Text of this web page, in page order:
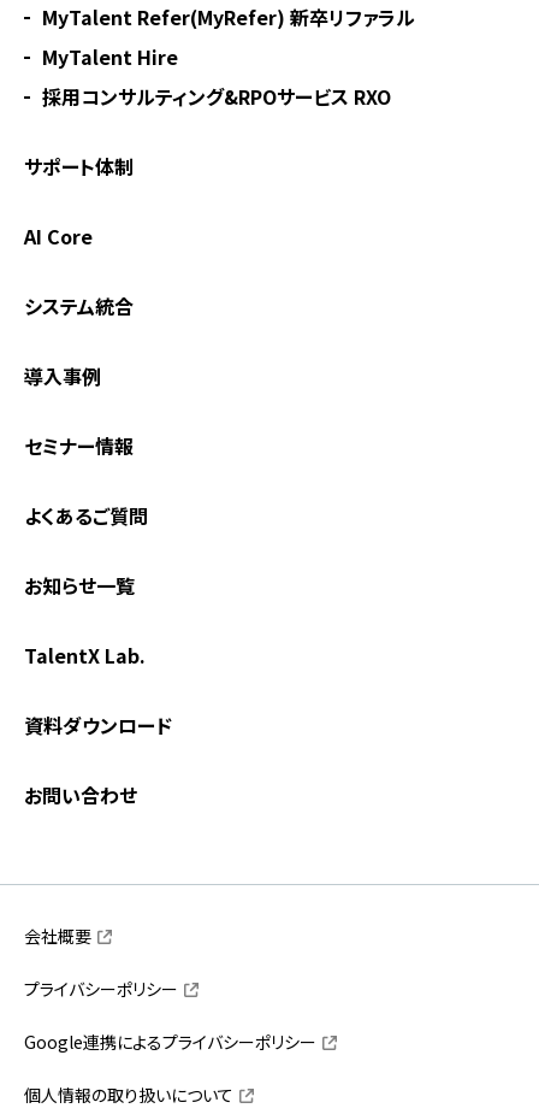
MyTalent Refer(MyRefer) 新卒リファラル
MyTalent Hire
採用コンサルティング&RPOサービス RXO
サポート体制
AI Core
システム統合
導入事例
セミナー情報
よくあるご質問
お知らせ一覧
TalentX Lab.
資料ダウンロード
お問い合わせ
会社概要
プライバシーポリシー
Google連携によるプライバシーポリシー
個人情報の取り扱いについて